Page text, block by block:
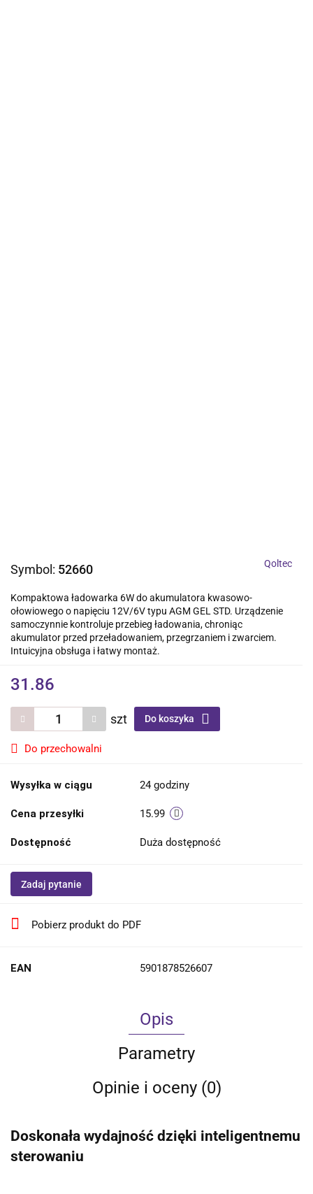
Symbol: 52660 Qoltec
Kompaktowa ładowarka 6W do akumulatora kwasowo-
ołowiowego o napięciu 12V/6V typu AGM GEL STD. Urządzenie
samoczynnie kontroluje przebieg ładowania, chroniąc
akumulator przed przeładowaniem, przegrzaniem i zwarciem.
Intuicyjna obsługa i łatwy montaż.
31.86
szt Do koszyka
Do przechowalni
Wysyłka w ciągu 24 godziny
Cena przesyłki 15.99
Dostępność Duża dostępność
Zadaj pytanie
Pobierz produkt do PDF
EAN 5901878526607
Opis
Parametry
Opinie i oceny (0)
Doskonała wydajność dzięki inteligentnemu
sterowaniu